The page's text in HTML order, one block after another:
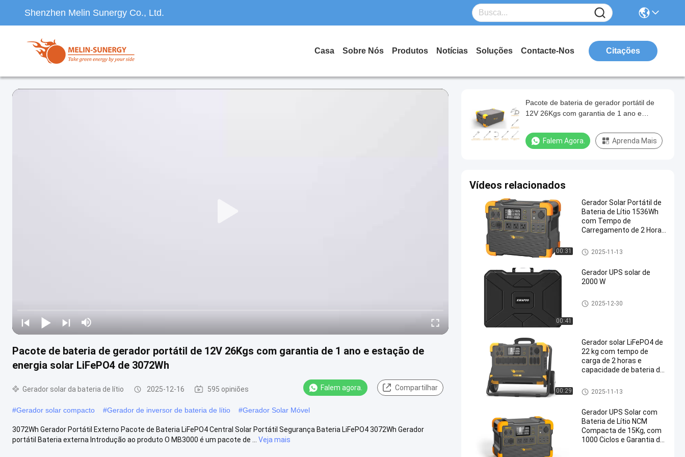
Shenzhen Melin Sunergy Co., Ltd.
Casa Sobre Nós Produtos Notícias Soluções Contacte-Nos Citações
Pacote de bateria de gerador portátil de 12V 26Kgs com garantia de 1 ano e estação de
energia solar LiFePO4 de 3072Wh
Gerador solar da bateria de lítio 2025-12-16 595 opiniões Falem agora. Compartilhar
#Gerador solar compacto #Gerador de inversor de bateria de lítio #Gerador Solar Móvel
3072Wh Gerador Portátil Externo Pacote de Bateria LiFePO4 Central Solar Portátil Segurança Bateria LiFePO4 3072Wh Gerador
portátil Bateria externa Introdução ao produto O MB3000 é um pacote de ...
Veja mais
Pacote de bateria de gerador portátil de
12V 26Kgs com garantia de 1 ano e
3072Wh
Falem Agora. Aprenda Mais
Vídeos relacionados
00:31
Gerador Solar Portátil de
Bateria de Lítio 1536Wh
com Tempo de
Carregamento de 2 Horas
Gerador solar da bateria de líti
o
2025-11-13
00:41
Gerador UPS solar de
2000 W
Gerador solar da bateria de líti
o
2025-12-30
00:29
Gerador solar LiFePO4 de
22 kg com tempo de
carga de 2 horas e
capacidade de bateria de
Gerador solar da bateria de líti
o
2025-11-13
Gerador UPS Solar com
Bateria de Lítio NCM
Compacta de 15Kg, com
1000 Ciclos e Garantia de